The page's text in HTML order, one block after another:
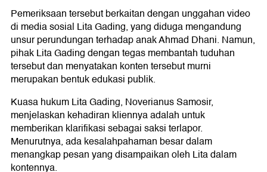
Pemeriksaan tersebut berkaitan dengan unggahan video
di media sosial Lita Gading, yang diduga mengandung
unsur perundungan terhadap anak Ahmad Dhani. Namun,
pihak Lita Gading dengan tegas membantah tuduhan
tersebut dan menyatakan konten tersebut murni
merupakan bentuk edukasi publik.
Kuasa hukum Lita Gading, Noverianus Samosir,
menjelaskan kehadiran kliennya adalah untuk
memberikan klarifikasi sebagai saksi terlapor.
Menurutnya, ada kesalahpahaman besar dalam
menangkap pesan yang disampaikan oleh Lita dalam
kontennya.